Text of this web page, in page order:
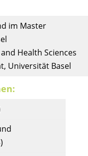
im Master
Health Sciences
Universität Basel